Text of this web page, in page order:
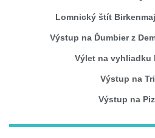
Lomnický štít
Výstup na Ďumbier z
Výlet na vyhliadku
Výstup na
Výstup na